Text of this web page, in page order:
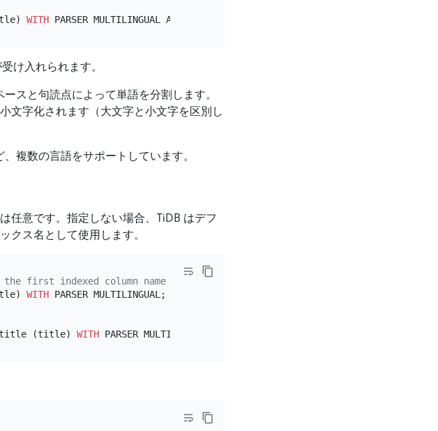
WITH
け入れられます。
スと句読点によって単語を分割します。
文字化されます（大文字と小文字を区別し
複数の言語をサポートしています。
任意です。指定しない場合、TiDB はデフ
クス名として使用します。
first indexed column name ("title") as the index name
WITH PARSER MULTILINGUAL;
ft_title (title) WITH